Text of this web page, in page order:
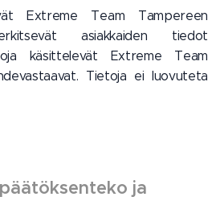
Extreme Team Tampereen
asiakkaiden tiedot
käsittelevät Extreme Team
Tietoja ei luovuteta
ja